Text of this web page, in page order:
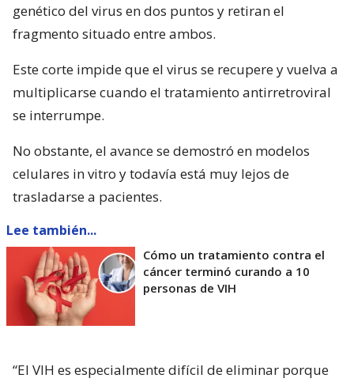
genético del virus en dos puntos y retiran el
fragmento situado entre ambos.
Este corte impide que el virus se recupere y vuelva a
multiplicarse cuando el tratamiento antirretroviral
se interrumpe.
No obstante, el avance se demostró en modelos
celulares in vitro y todavía está muy lejos de
trasladarse a pacientes.
Lee también...
Cómo un tratamiento contra el
cáncer terminó curando a 10
personas de VIH
“El VIH es especialmente difícil de eliminar porque